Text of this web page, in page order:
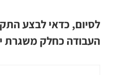
לסיום, כדאי לבצע
העבודה כחלק משגרת